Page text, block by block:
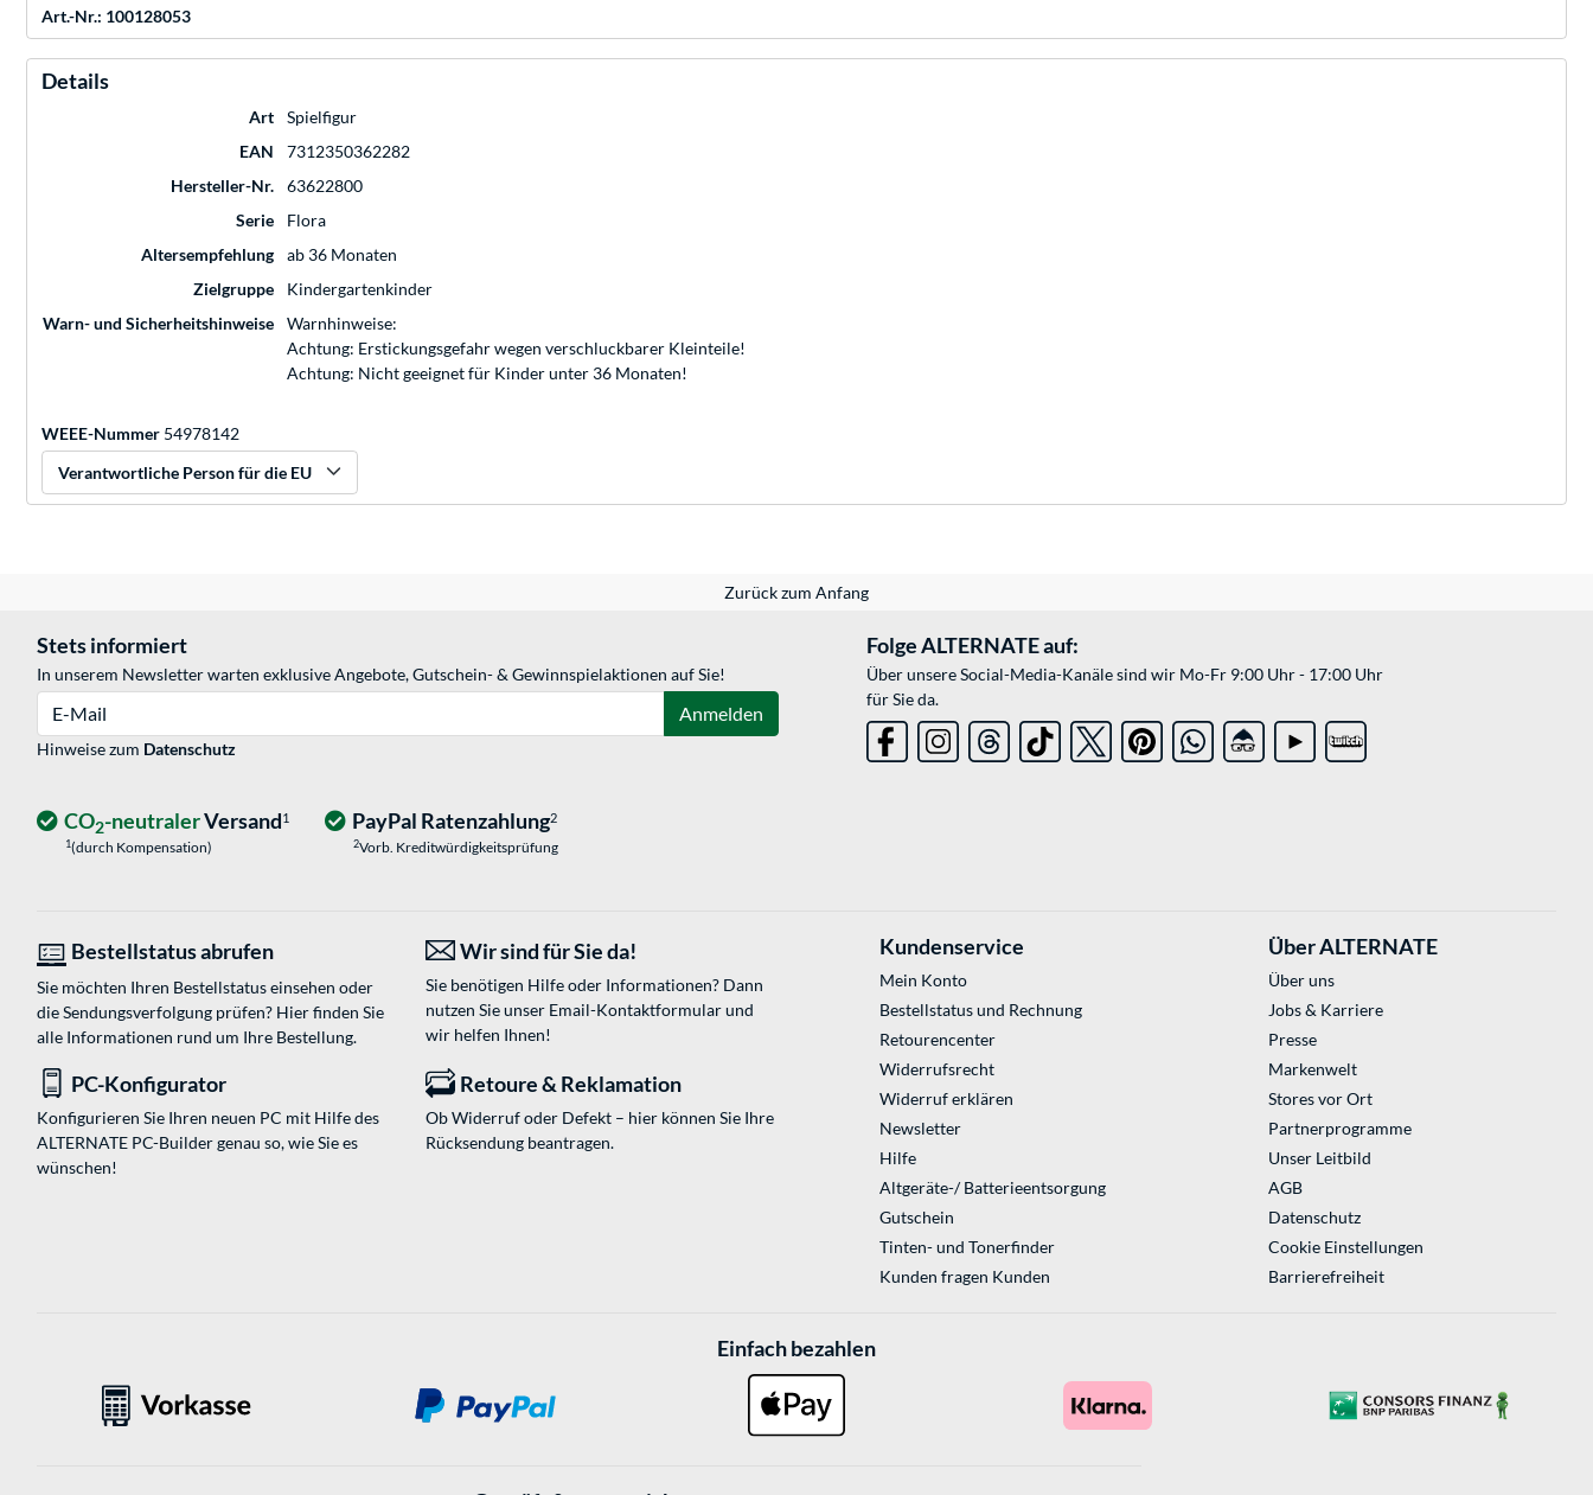
Art.-Nr.: 100128053
Details
Art
Spielfigur
EAN
7312350362282
Hersteller-Nr.
63622800
Serie
Flora
Altersempfehlung
ab 36 Monaten
Zielgruppe
Kindergartenkinder
Warn- und Sicherheitshinweise
Warnhinweise:
Achtung: Erstickungsgefahr wegen verschluckbarer Kleinteile!
Achtung: Nicht geeignet für Kinder unter 36 Monaten!
WEEE-Nummer 54978142
Verantwortliche Person für die EU
Zurück zum Anfang
Stets informiert
In unserem Newsletter warten exklusive Angebote, Gutschein- & Gewinnspielaktionen auf Sie!
Anmelden
Hinweise zum Datenschutz
Folge ALTERNATE auf:
Über unsere Social-Media-Kanäle sind wir Mo-Fr 9:00 Uhr - 17:00 Uhr
für Sie da.
CO2-neutralerVersand1
1(durch Kompensation)
PayPal Ratenzahlung2
2Vorb. Kreditwürdigkeitsprüfung
Bestellstatus abrufen
Sie möchten Ihren Bestellstatus einsehen oder
die Sendungsverfolgung prüfen? Hier finden Sie
alle Informationen rund um Ihre Bestellung.
Wir sind für Sie da!
Sie benötigen Hilfe oder Informationen? Dann
nutzen Sie unser Email-Kontaktformularund
wir helfen Ihnen!
PC-Konfigurator
Konfigurieren Sie Ihren neuen PC mit Hilfe des
ALTERNATE PC-Builder genau so, wie Sie es
wünschen!
Retoure & Reklamation
Ob Widerruf oder Defekt – hier können Sie Ihre
Rücksendung beantragen.
Kundenservice
Mein Konto
Bestellstatus und Rechnung
Retourencenter
Widerrufsrecht
Widerruf erklären
Newsletter
Hilfe
Altgeräte-/ Batterieentsorgung
Gutschein
Tinten- und Tonerfinder
Kunden fragen Kunden
Über ALTERNATE
Über uns
Jobs & Karriere
Presse
Markenwelt
Stores vor Ort
Partnerprogramme
Unser Leitbild
AGB
Datenschutz
Cookie Einstellungen
Barrierefreiheit
Einfach bezahlen